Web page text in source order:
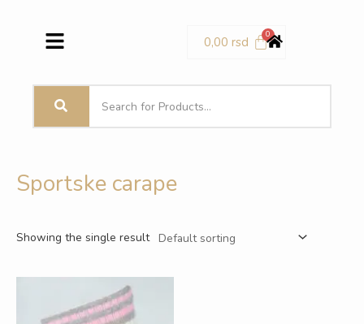
Menu 0,00rsd
Sportske carape
Showing the single result